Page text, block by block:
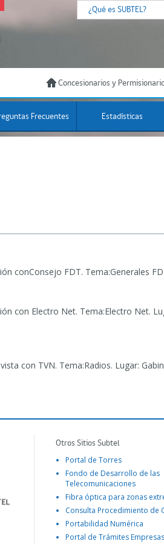
¿Qué es SUBTEL?
Concesionarios y
Frecuentes Estadísticas
conConsejo FDT. Tema:Generales
con Electro Net. Tema:Electro Net.
con TVN. Tema:Radios. Lugar:
Otros Sitios Subtel
Portal de Torres
Fondo de Desarrollo de las
Telecomunicaciones
Fibra óptica para zonas
Consulta Procedimiento de
Portabilidad Numérica
Portal de Trámites Empresas